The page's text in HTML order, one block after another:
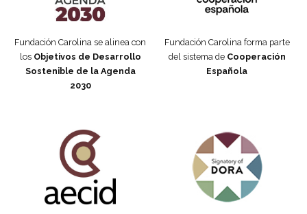
Fundación Carolina se alinea con
los Objetivos de Desarrollo
Sostenible de la Agenda
2030
Fundación Carolina forma parte
del sistema de Cooperación
Española